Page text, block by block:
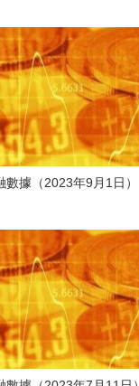
數據（2023年9月1日）